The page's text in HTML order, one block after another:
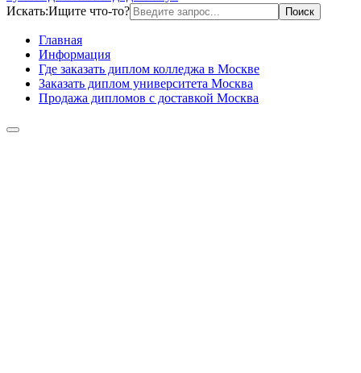
Искать:Ищите что-то?
Главная
Информация
Где заказать диплом колледжа в Москве
Заказать диплом университета Москва
Продажа дипломов с доставкой Москва